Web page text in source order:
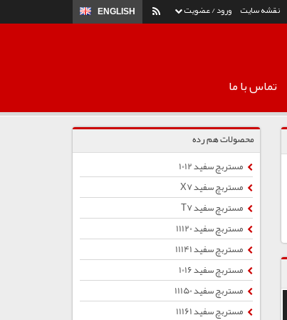
ورود / عضویت ENGLISH نقشه سایت
تماس با ما
محصولات هم رده
مستربچ سفید 1012
مستربچ سفید X7
مستربچ سفید T7
مستربچ سفید 11120
مستربچ سفید 11141
مستربچ سفید 1016
مستربچ سفید 11150
مستربچ سفید 11161